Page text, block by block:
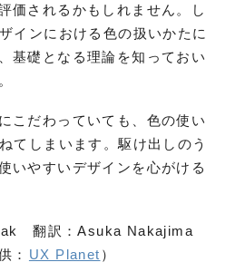
価されるかもしれません。し
インにおける色の扱いかたに
基礎となる理論を知っておい
こだわっていても、色の使い
てしまいます。駆け出しのう
いやすいデザインを心がける
翻訳：Asuka Nakajima
： UX Planet ）